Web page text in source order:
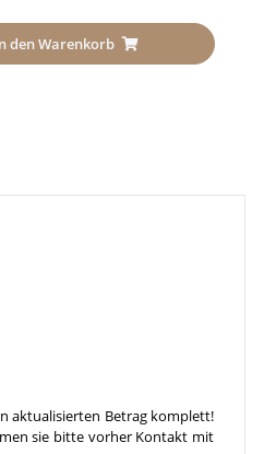
den Warenkorb
aktualisierten Betrag komplett!
sie bitte vorher Kontakt mit